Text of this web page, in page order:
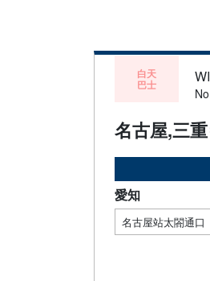
白天
巴士
名古屋,三
愛知
名古屋站太閤通